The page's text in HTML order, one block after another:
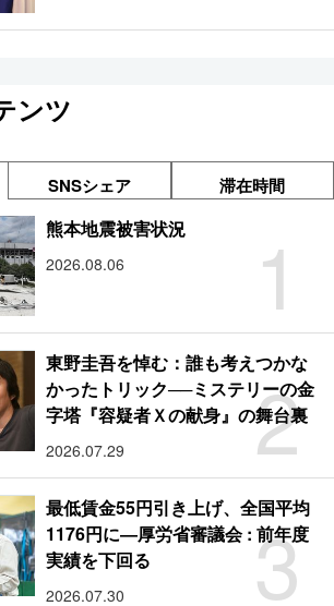
ンツ
SNSシェア 滞在時間
1
熊本地震被害状況
2026.08.06
2
東野圭吾を悼む：誰も考えつかな
かったトリック──ミステリーの金
字塔『容疑者Ｘの献身』の舞台裏
2026.07.29
3
最低賃金55円引き上げ、全国平均
1176円に―厚労省審議会 : 前年度
実績を下回る
2026.07.30